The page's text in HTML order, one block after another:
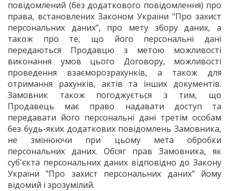
повідомлений (без додаткового повідомлення) про
права, встановлених Законом України "Про захист
персональних даних", про мету збору даних, а
також про те, що його персональні дані
передаються Продавцю з метою можливості
виконання умов цього Договору, можливості
проведення взаєморозрахунків, а також для
отримання рахунків, актів та інших документів.
Замовник також погоджується з тим, що
Продавець має право надавати доступ та
передавати його персональні дані третім особам
без будь-яких додаткових повідомлень Замовника,
не змінюючи при цьому мета обробки
персональних даних. Обсяг прав Замовника, як
суб'єкта персональних даних відповідно до Закону
України "Про захист персональних даних" йому
відомий і зрозумілий.